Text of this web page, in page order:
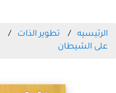
الرئيسيه تطوير الذات
على الشيطان